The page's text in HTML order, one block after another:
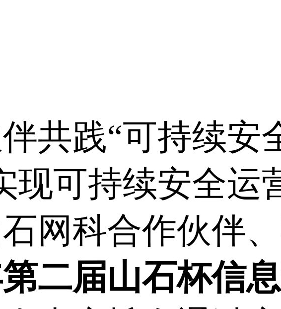
共践“可持续安
现可持续安全运
网科合作伙伴
二届山石杯信